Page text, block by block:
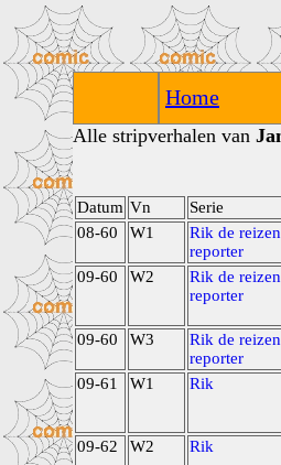
Home
Alle stripverhalen van
Datum Vn Serie
08-60
W1
Rik de
reporter
09-60 W2
Rik de
reporter
09-60 W3
Rik de
reporter
09-61 W1 Rik
09-62 W2 Rik